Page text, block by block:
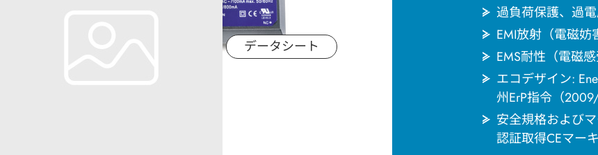
データシート
過負荷保護、過
EMI放射（電磁
EMS耐性（電磁
エコデザイン:
州ErP指令（
安全規格および
認証取得CEマー